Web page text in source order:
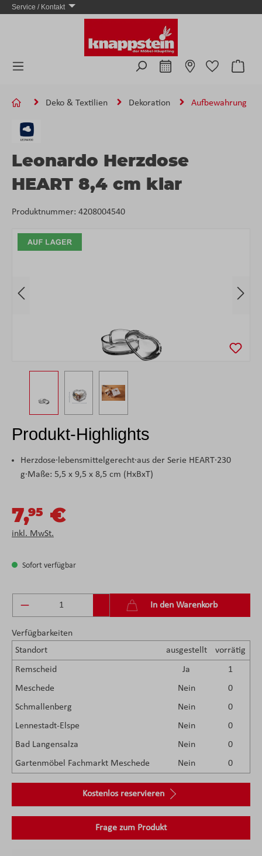
Zum Hauptinhalt springen
Service / Kontakt
Deko & Textilien Dekoration Aufbewahrung
Bildergalerie überspringen
Leonardo Herzdose
HEART 8,4 cm klar
Produktnummer: 4208004540
Produkt-Highlights
Herzdose·lebensmittelgerecht·aus der Serie HEART·230
g·Maße: 5,5 x 9,5 x 8,5 cm (HxBxT)
7,95 €
inkl. MwSt.
Sofort verfügbar
Produkt Anzahl: Gib den gewünschten Wert
In den Warenkorb
Verfügbarkeiten
Standort
ausgestellt vorrätig
Remscheid Ja
1
Meschede
Nein
0
Schmallenberg
Nein
0
Lennestadt-Elspe
Nein
0
Bad Langensalza
Nein
0
Gartenmöbel Fachmarkt Meschede
Nein 0
Kostenlos reservieren
Frage zum Produkt